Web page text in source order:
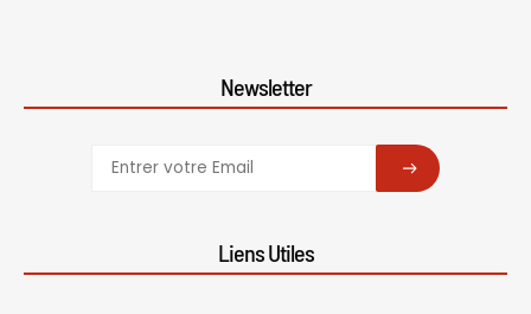
Newsletter
SUBSCRIBE
Liens Utiles